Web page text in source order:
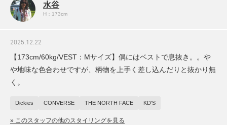
水谷
H：173cm
2025.12.22
【173cm/60kg/VEST：Mサイズ】偶にはベストで息抜き。。や
や地味な色合わせですが、柄物を上手く差し込んだりと抜かり無
く。
Dickies CONVERSE THE NORTH FACE KD'S
» このスタッフの他のスタイリングを見る